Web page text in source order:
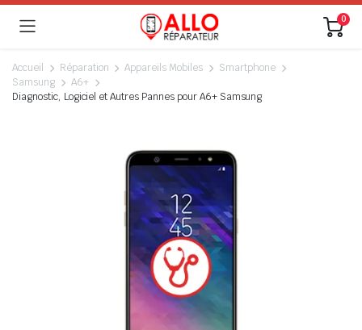
0
Accueil Réparation Appareils Mobiles
Smartphone
Samsung
A6+
Diagnostic, Logiciel et Autres Pannes pour A6+ Samsung